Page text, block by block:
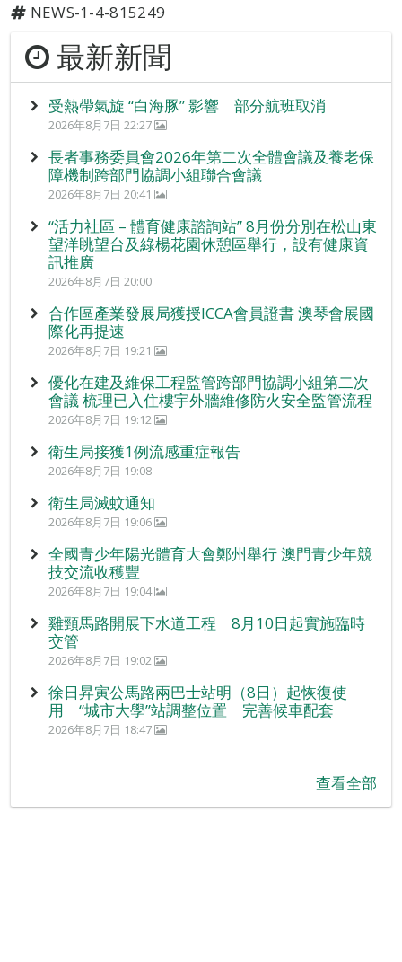
NEWS-1-4-815249
最新新聞
受熱帶氣旋 “白海豚” 影響 部分航班取消
2026年8月7日 22:27
長者事務委員會2026年第二次全體會議及養老保
障機制跨部門協調小組聯合會議
2026年8月7日 20:41
“活力社區 – 體育健康諮詢站” 8月份分別在松山東
望洋眺望台及綠楊花園休憩區舉行，設有健康資
訊推廣
2026年8月7日 20:00
合作區產業發展局獲授ICCA會員證書 澳琴會展國
際化再提速
2026年8月7日 19:21
優化在建及維保工程監管跨部門協調小組第二次
會議 梳理已入住樓宇外牆維修防火安全監管流程
2026年8月7日 19:12
衛生局接獲1例流感重症報告
2026年8月7日 19:08
衛生局滅蚊通知
2026年8月7日 19:06
全國青少年陽光體育大會鄭州舉行 澳門青少年競
技交流收穫豐
2026年8月7日 19:04
雞頸馬路開展下水道工程 8月10日起實施臨時
交管
2026年8月7日 19:02
徐日昇寅公馬路兩巴士站明（8日）起恢復使
用 “城市大學”站調整位置 完善候車配套
2026年8月7日 18:47
查看全部